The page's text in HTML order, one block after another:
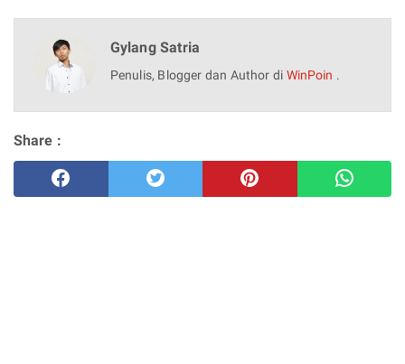
Gylang Satria
Penulis, Blogger dan Author di WinPoin .
Share :